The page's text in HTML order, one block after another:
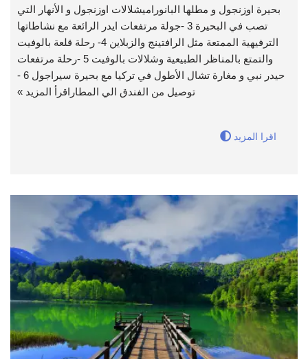
بحيرة اوزنجول و مطلها البانوراميشلالات اوزنجول و الأنهار التي
تصب في البحيرة 3 -جولة مرتفعات ايدر الرائعة مع نشاطاتها
الترفيهية الممتعة مثل الرافتينج والزبلاين 4- رحلة قلعة بالوفيت
والتمتع بالمناظر الطبيعية وشلالات بالوفيت 5 -رحلة مرتفعات
حيدر نبي و مغارة تشال الأطول في تركيا مع بحيرة سيراجول 6 -
توصيل من الفندق الي المطار اقرأ المزيد »
اقرا المزيد